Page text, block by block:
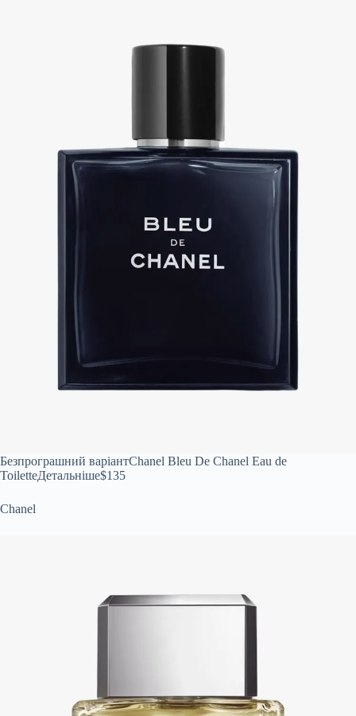
Безпрограшний варіантChanel Bleu De Chanel Eau de
ToiletteДетальніше$135
Chanel